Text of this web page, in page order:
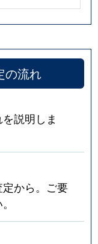
の流れ
説明しま
から。ご要